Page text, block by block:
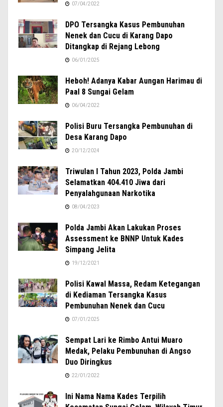
07/04/2022
DPO Tersangka Kasus Pembunuhan
Nenek dan Cucu di Karang Dapo
Ditangkap di Rejang Lebong
06/01/2025
Heboh! Adanya Kabar Aungan Harimau di
Paal 8 Sungai Gelam
06/04/2022
Polisi Buru Tersangka Pembunuhan di
Desa Karang Dapo
20/12/2024
Triwulan I Tahun 2023, Polda Jambi
Selamatkan 404.410 Jiwa dari
Penyalahgunaan Narkotika
08/04/2023
Polda Jambi Akan Lakukan Proses
Assessment ke BNNP Untuk Kades
Simpang Jelita
19/12/2021
Polisi Kawal Massa, Redam Ketegangan
di Kediaman Tersangka Kasus
Pembunuhan Nenek dan Cucu
07/01/2025
Sempat Lari ke Rimbo Antui Muaro
Medak, Pelaku Pembunuhan di Angso
Duo Diringkus
22/01/2022
Ini Nama Nama Kades Terpilih